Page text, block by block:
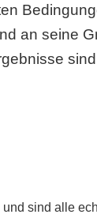
an seine
sind alle